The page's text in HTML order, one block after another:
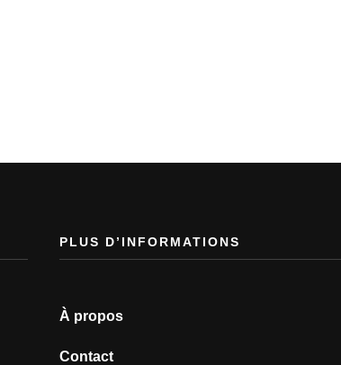
PLUS D’INFORMATIONS
À propos
Contact